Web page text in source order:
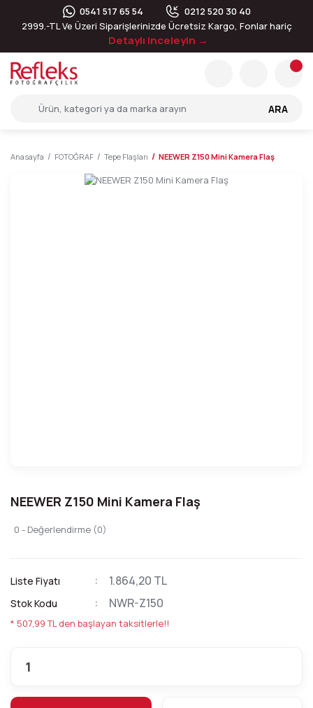
0541 517 65 54
0212 520 30 40
2999.-TL Ve Üzeri Siparişlerinizde Ücretsiz Kargo, Fonlar hariç
Detaylı inceleyin →
ARA
Anasayfa FOTOĞRAF Tepe Flaşları NEEWER Z150 Mini Kamera Flaş
NEEWER Z150 Mini Kamera Flaş
0 - Değerlendirme (0)
Liste Fiyatı 1.864,20 TL
Stok Kodu NWR-Z150
* 507,99 TL den başlayan taksitlerle!!